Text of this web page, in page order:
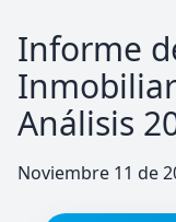
Informe
Análisis
Noviembre 11 de